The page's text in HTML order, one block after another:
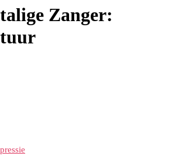
Zanger: